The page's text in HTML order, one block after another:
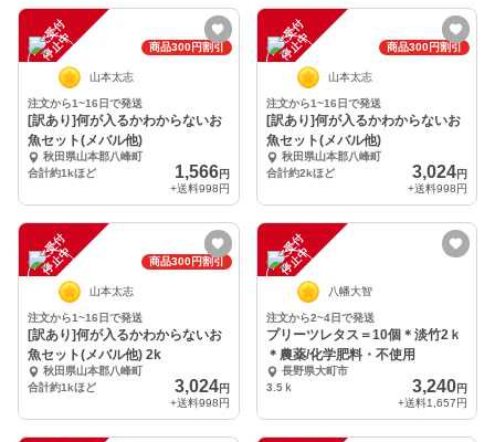
注
文
受
付
停
止
中 商品300円割引
山本太志
注文から1~16日で発送
[訳あり]何が入るかわからないお
魚セット(メバル他)
秋田県山本郡八峰町
合計約1kほど
1,566円
+送料998円
注
文
受
付
停
止
中 商品300円割引
山本太志
注文から1~16日で発送
[訳あり]何が入るかわからないお
魚セット(メバル他)
秋田県山本郡八峰町
合計約2kほど
3,024円
+送料998円
注
文
受
付
停
止
中 商品300円割引
山本太志
注文から1~16日で発送
[訳あり]何が入るかわからないお
魚セット(メバル他) 2k
秋田県山本郡八峰町
合計約1kほど
3,024円
+送料998円
注
文
受
付
停
止
中
八幡大智
注文から2~4日で発送
プリーツレタス＝10個＊淡竹2ｋ
＊農薬/化学肥料・不使用
長野県大町市
3.5ｋ
3,240円
+送料1,657円